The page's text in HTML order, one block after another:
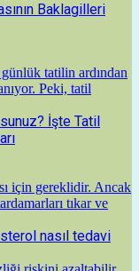
Baklagilleri
İşte Tatil
nasıl tedavi